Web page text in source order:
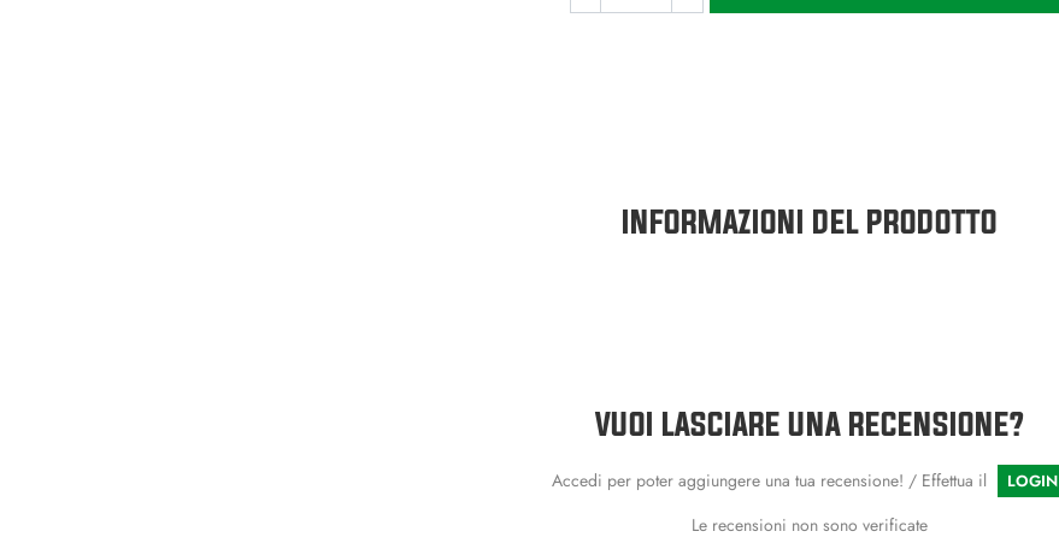
INFORMAZIONI DEL PRODOTTO
VUOI LASCIARE UNA RECENSIONE?
Accedi per poter aggiungere una tua recensione! / Effettua il LOGIN
Le recensioni non sono verificate